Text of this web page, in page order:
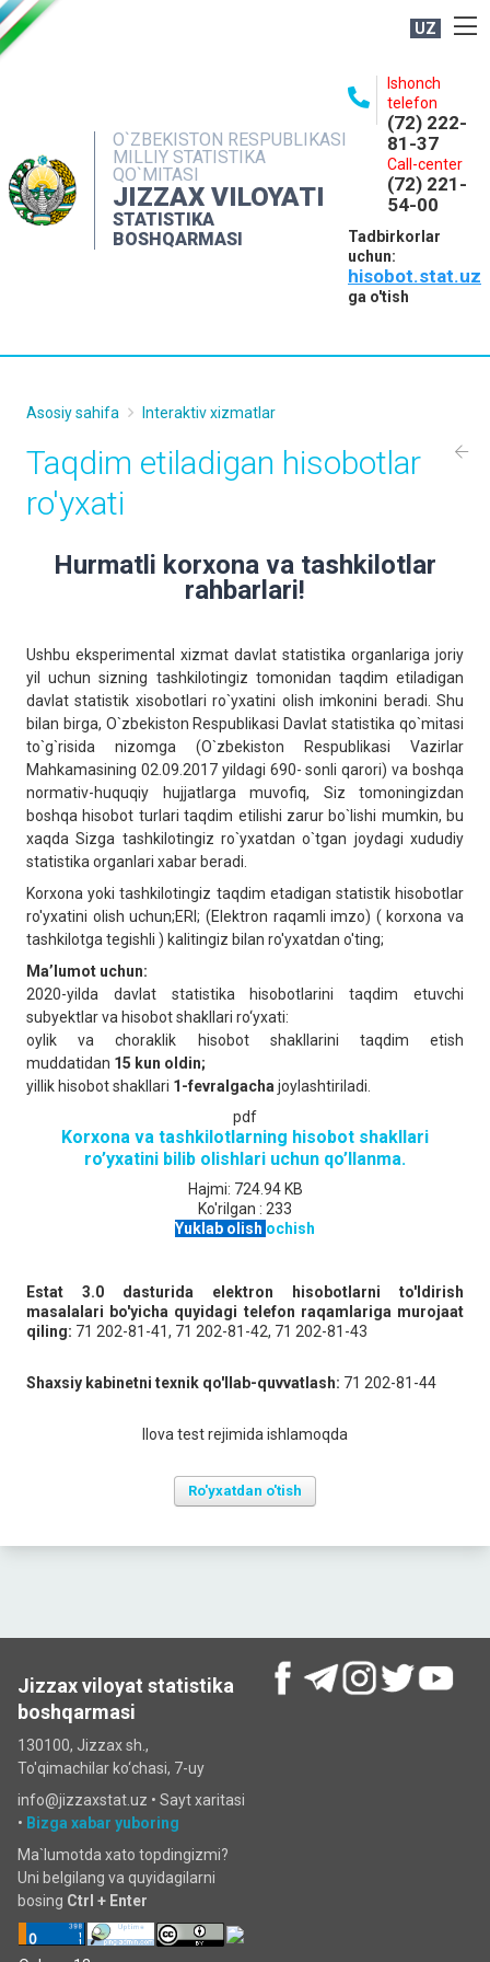
UZ
O`ZBEKISTON RESPUBLIKASI
MILLIY STATISTIKA
QO`MITASI
JIZZAX VILOYATI
STATISTIKA
BOSHQARMASI
Ishonch
telefon
(72) 222-
81-37
Call-center
(72) 221-
54-00
Tadbirkorlar
uchun:
hisobot.stat.uz
ga o'tish
NASHRLAR
INTERAKTIV XIZMATLAR
MATBUOT XIZMATI
Asosiy sahifa Interaktiv xizmatlar
Taqdim etiladigan hisobotlar
ro'yxati
Hurmatli korxona va tashkilotlar
rahbarlari!
Ushbu eksperimental xizmat davlat statistika organlariga joriy
yil uchun sizning tashkilotingiz tomonidan taqdim etiladigan
davlat statistik xisobotlari ro`yxatini olish imkonini beradi. Shu
bilan birga, O`zbekiston Respublikasi Davlat statistika qo`mitasi
to`g`risida nizomga (O`zbekiston Respublikasi Vazirlar
Mahkamasining 02.09.2017 yildagi 690- sonli qarori) va boshqa
normativ-huquqiy hujjatlarga muvofiq, Siz tomoningizdan
boshqa hisobot turlari taqdim etilishi zarur bo`lishi mumkin, bu
xaqda Sizga tashkilotingiz ro`yxatdan o`tgan joydagi xududiy
statistika organlari xabar beradi.
Korxona yoki tashkilotingiz taqdim etadigan statistik hisobotlar
ro'yxatini olish uchun;ERI; (Elektron raqamli imzo) ( korxona va
tashkilotga tegishli ) kalitingiz bilan ro'yxatdan o'ting;
Ma’lumot uchun:
2020-yilda davlat statistika hisobotlarini taqdim etuvchi
subyektlar va hisobot shakllari ro‘yxati:
oylik va choraklik hisobot shakllarini taqdim etish
muddatidan 15 kun oldin;
yillik hisobot shakllari 1-fevralgacha joylashtiriladi.
pdf
Korxona va tashkilotlarning hisobot shakllari
ro’yxatini bilib olishlari uchun qo’llanma.
Hajmi: 724.94 KB
Ko'rilgan : 233
Yuklab olish ochish
Estat 3.0 dasturida elektron hisobotlarni to'ldirish
masalalari bo'yicha quyidagi telefon raqamlariga murojaat
qiling: 71 202-81-41, 71 202-81-42, 71 202-81-43
Shaxsiy kabinetni texnik qo'llab-quvvatlash: 71 202-81-44
Ilova test rejimida ishlamoqda
Ro'yxatdan o'tish
Jizzax viloyat statistika
boshqarmasi
130100, Jizzax sh.,
To'qimachilar ko‘chаsi, 7-uy
info@jizzaxstat.uz • Sayt xaritasi
• Bizga xabar yuboring
Ma`lumotda xato topdingizmi?
Uni belgilang va quyidagilarni
bosing Ctrl + Enter